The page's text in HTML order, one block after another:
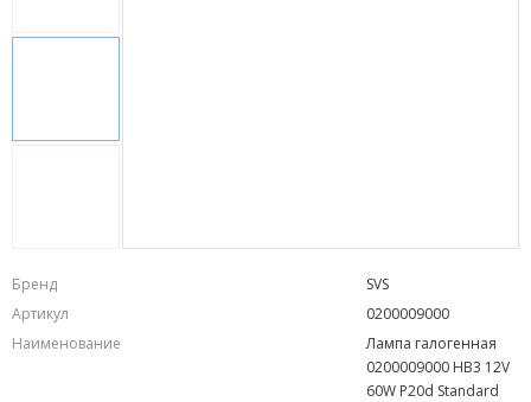
Бренд
SVS
Артикул
0200009000
Наименование
Лампа галогенная
0200009000 HB3 12V
60W P20d Standard